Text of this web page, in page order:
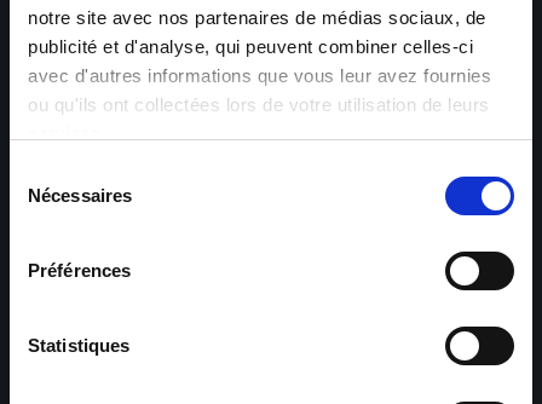
notre site avec nos partenaires de médias sociaux, de
publicité et d'analyse, qui peuvent combiner celles-ci
avec d'autres informations que vous leur avez fournies
ou qu'ils ont collectées lors de votre utilisation de leurs
Nécessaires
Préférences
Statistiques